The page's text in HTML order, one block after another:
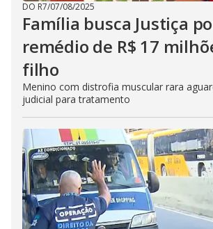
DO R7/07/08/2025
Família busca Justiça
remédio de R$ 17
filho
Menino com distrofia muscular rara
judicial para tratamento